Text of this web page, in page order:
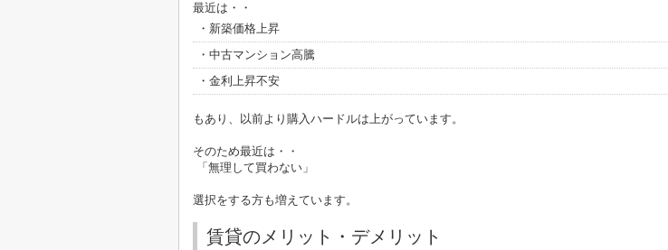
最近は・・
・新築価格上昇
・中古マンション高騰
・金利上昇不安
もあり、以前より購入ハードルは上がっています。
そのため最近は・・
「無理して買わない」
選択をする方も増えています。
賃貸のメリット・デメリット